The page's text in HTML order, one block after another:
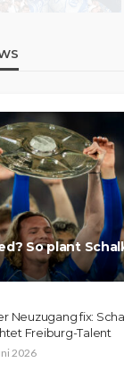
So plant
Neuzugang fix:
Freiburg-Talent
2026